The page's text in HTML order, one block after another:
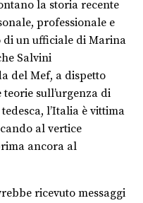
la storia recente
professionale e
di un ufficiale di Marina
Salvini
del Mef, a dispetto
sull’urgenza di
l’Italia è vittima
al vertice
ancora al
ricevuto messaggi